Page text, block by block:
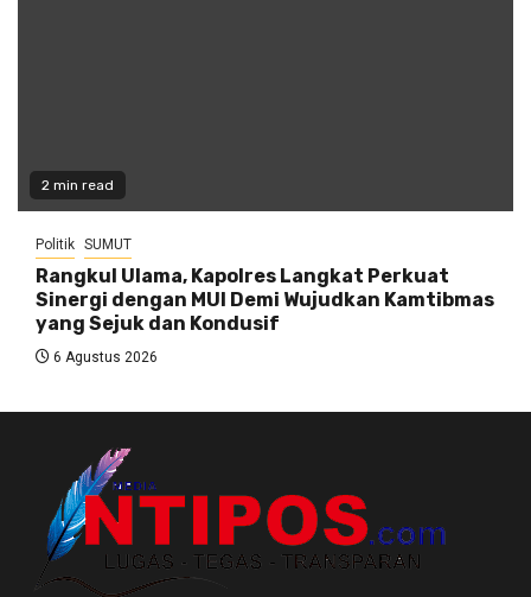
2 min read
Politik SUMUT
Rangkul Ulama, Kapolres Langkat Perkuat
Sinergi dengan MUI Demi Wujudkan Kamtibmas
yang Sejuk dan Kondusif
6 Agustus 2026